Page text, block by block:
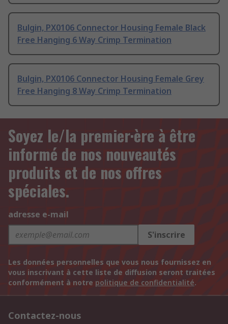
Bulgin, PX0106 Connector Housing Female Black
Free Hanging 6 Way Crimp Termination
Bulgin, PX0106 Connector Housing Female Grey
Free Hanging 8 Way Crimp Termination
Soyez le/la premier·ère à être
informé de nos nouveautés
produits et de nos offres
spéciales.
adresse e-mail
S'inscrire
Les données personnelles que vous nous fournissez en
vous inscrivant à cette liste de diffusion seront traitées
conformément à notre politique de confidentialité.
Contactez-nous